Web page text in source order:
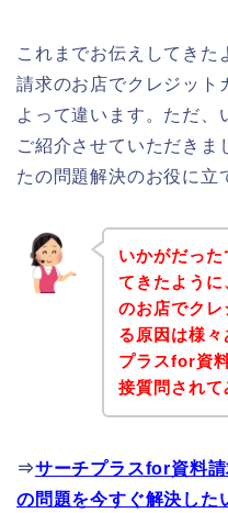
これまでお伝えしてきた
請求のお店でクレジット
よって違います。ただ、
ご紹介させていただきま
たの問題解決のお役に立
いかがだっ
てきたよう
のお店でク
る原因は様
プラスfor資
接質問されて
⇒サーチプラスfor資料
の問題を今すぐ解決した